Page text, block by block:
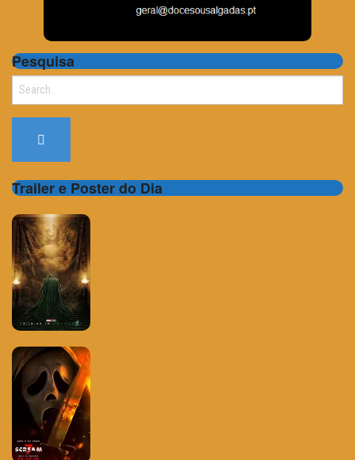
Pesquisa
Search
Trailer e Poster do Dia